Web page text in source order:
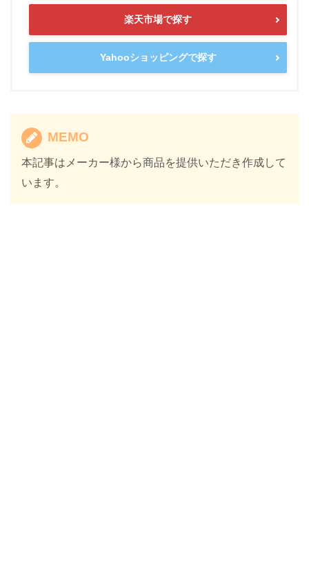
楽天市場で探す
Yahooショッピングで探す
MEMO
本記事はメーカー様から商品を提供いただき作成して
います。